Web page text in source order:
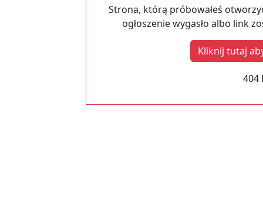
Strona, którą próbowałeś
ogłoszenie wygasło albo link
Kliknij tutaj
404